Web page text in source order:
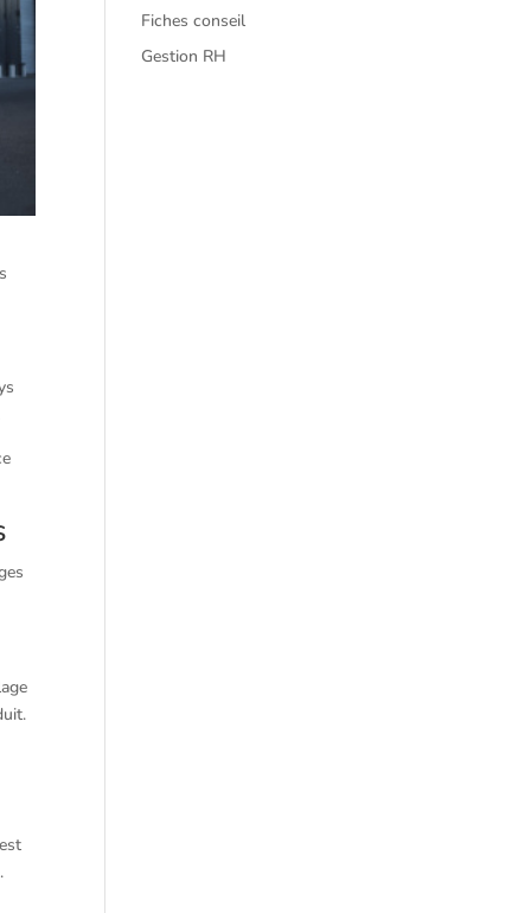
Fiches conseil
Gestion RH